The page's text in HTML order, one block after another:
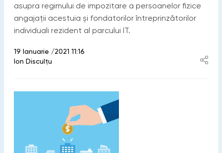
asupra regimului de impozitare a persoanelor fizice
angajații acestuia și fondatorilor întreprinzătorilor
individuali rezident al parcului IT.
19 Ianuarie /2021 11:16
Ion Disculțu